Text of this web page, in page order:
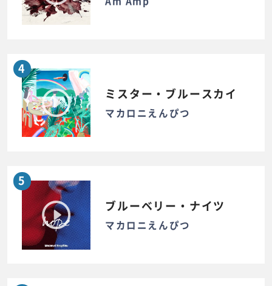
4
ミスター・ブルースカイ
マカロニえんぴつ
5
ブルーベリー・ナイツ
マカロニえんぴつ